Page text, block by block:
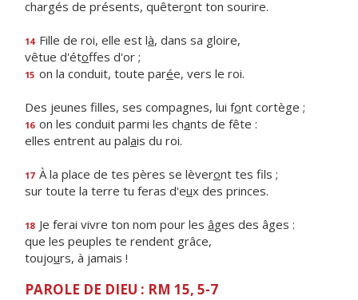
chargés de présents, quêteront ton sourire.
14 Fille de roi, elle est là, dans sa gloire,
vêtue d'étoffes d'or ;
15 on la conduit, toute parée, vers le roi.
Des jeunes filles, ses compagnes, lui font cortège ;
16 on les conduit parmi les chants de fête :
elles entrent au palais du roi.
17 À la place de tes pères se lèveront tes fils ;
sur toute la terre tu feras d'eux des princes.
18 Je ferai vivre ton nom pour les âges des âges :
que les peuples te rendent grâce,
toujours, à jamais !
PAROLE DE DIEU : RM 15, 5-7